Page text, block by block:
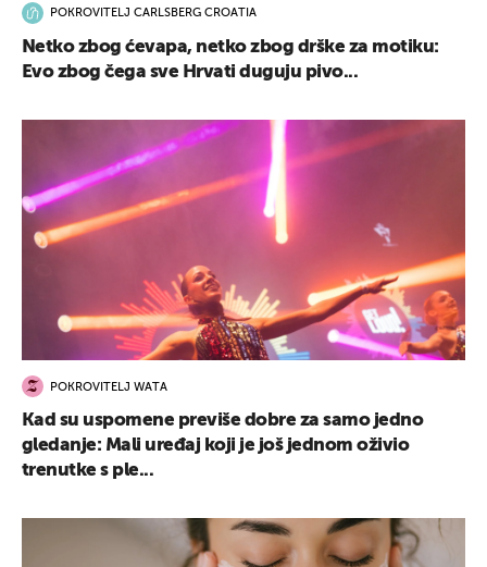
POKROVITELJ CARLSBERG CROATIA
Netko zbog ćevapa, netko zbog drške za motiku:
Evo zbog čega sve Hrvati duguju pivo...
POKROVITELJ WATA
Kad su uspomene previše dobre za samo jedno
gledanje: Mali uređaj koji je još jednom oživio
trenutke s ple...